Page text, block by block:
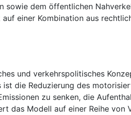
sowie dem öffentlichen
einer Kombination aus
und verkehrspolitisches
die Reduzierung des
zu senken, die
das Modell auf einer Reihe von